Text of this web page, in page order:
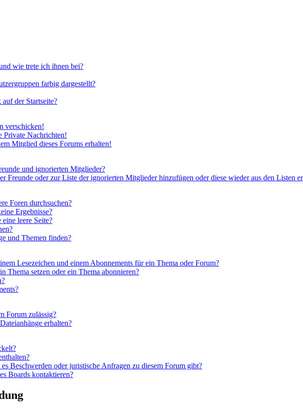
wie trete ich ihnen bei?
farbig dargestellt?
der Startseite?
verschicken!
Private Nachrichten!
Mitglied dieses Forums erhalten!
und ignorierten Mitglieder?
Freunde oder zur Liste der ignorierten Mitglieder hinzufügen oder diese wieder aus den Listen
Foren durchsuchen?
Ergebnisse?
leere Seite?
und Themen finden?
Lesezeichen und einem Abonnements für ein Thema oder Forum?
Thema setzen oder ein Thema abonnieren?
Forum zulässig?
erhalten?
Beschwerden oder juristische Anfragen zu diesem Forum gibt?
Boards kontaktieren?